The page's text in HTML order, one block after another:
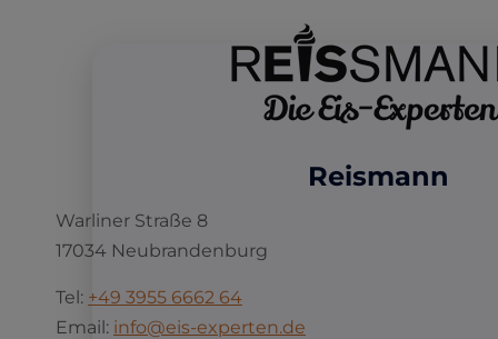
Reismann
Warliner Straße 8
17034 Neubrandenburg
Tel: +49 3955 6662 64
Email: info@eis-experten.de